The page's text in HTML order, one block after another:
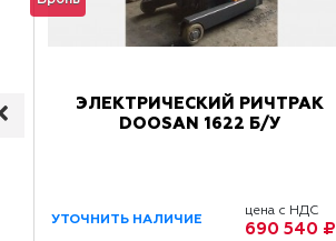
ЭЛЕКТРИЧЕСКИЙ РИЧТРАК
DOOSAN 1622 Б/У
УТОЧНИТЬ НАЛИЧИЕ
цена с НДС
690 540 ₽